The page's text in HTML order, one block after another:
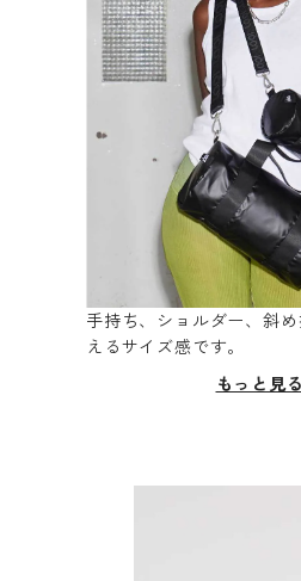
手持ち、ショルダー、斜
えるサイズ感です。
もっと見る